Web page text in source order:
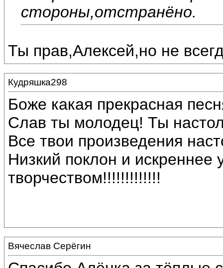
стороны,отстранёно.
Ты прав,Алексей,но не
Кудряшка298
Боже какая прекрасная
Слав ты молодец! Ты
Все твои произведения
Низкий поклон и искреннее
творчеством!!!!!!!!!!!!!
Вячеслав Серёгин